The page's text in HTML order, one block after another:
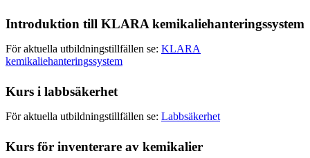
Introduktion till KLARA kemikaliehanteringssystem
För aktuella utbildningstillfällen se: KLARA
kemikaliehanteringssystem
Kurs i labbsäkerhet
För aktuella utbildningstillfällen se: Labbsäkerhet
Kurs för inventerare av kemikalier